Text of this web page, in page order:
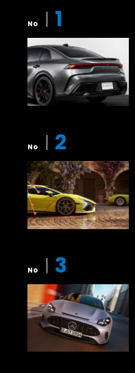
No 1
No 2
No 3